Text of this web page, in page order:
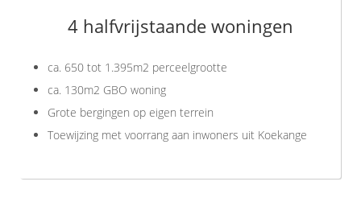
4 halfvrijstaande woningen
ca. 650 tot 1.395m2 perceelgrootte
ca. 130m2 GBO woning
Grote bergingen op eigen terrein
Toewijzing met voorrang aan inwoners uit Koekange